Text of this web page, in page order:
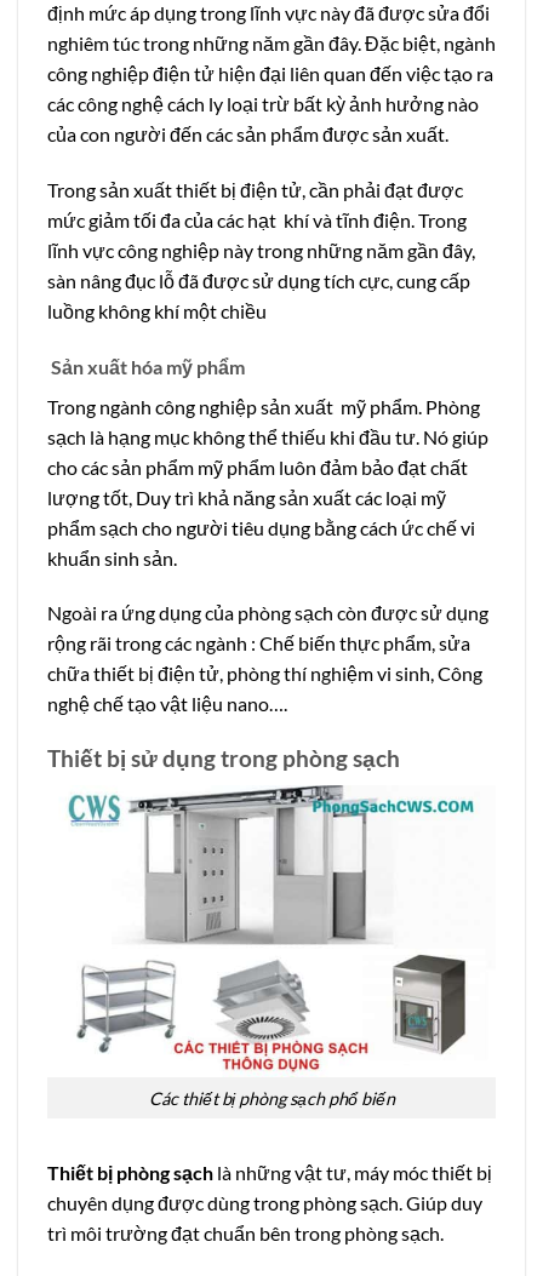
định mức áp dụng trong lĩnh vực này đã được sửa đổi
nghiêm túc trong những năm gần đây. Đặc biệt, ngành
công nghiệp điện tử hiện đại liên quan đến việc tạo ra
các công nghệ cách ly loại trừ bất kỳ ảnh hưởng nào
của con người đến các sản phẩm được sản xuất.
Trong sản xuất thiết bị điện tử, cần phải đạt được
mức giảm tối đa của các hạt khí và tĩnh điện. Trong
lĩnh vực công nghiệp này trong những năm gần đây,
sàn nâng đục lỗ đã được sử dụng tích cực, cung cấp
luồng không khí một chiều
Sản xuất hóa mỹ phẩm
Trong ngành công nghiệp sản xuất mỹ phẩm. Phòng
sạch là hạng mục không thể thiếu khi đầu tư. Nó giúp
cho các sản phẩm mỹ phẩm luôn đảm bảo đạt chất
lượng tốt, Duy trì khả năng sản xuất các loại mỹ
phẩm sạch cho người tiêu dụng bằng cách ức chế vi
khuẩn sinh sản.
Ngoài ra ứng dụng của phòng sạch còn được sử dụng
rộng rãi trong các ngành : Chế biến thực phẩm, sửa
chữa thiết bị điện tử, phòng thí nghiệm vi sinh, Công
nghệ chế tạo vật liệu nano….
Thiết bị sử dụng trong phòng sạch
Các thiết bị phòng sạch phổ biến
Thiết bị phòng sạch là những vật tư, máy móc thiết bị
chuyên dụng được dùng trong phòng sạch. Giúp duy
trì môi trường đạt chuẩn bên trong phòng sạch.